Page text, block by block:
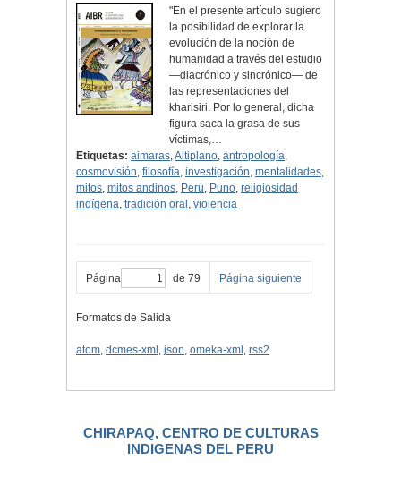
"En el presente artículo sugiero
la posibilidad de explorar la
evolución de la noción de
humanidad a través del estudio
—diacrónico y sincrónico— de
las representaciones del
kharisiri. Por lo general, dicha
figura saca la grasa de sus
víctimas,…
Etiquetas: aimaras,Altiplano, antropología,
cosmovisión, filosofía, investigación, mentalidades,
mitos, mitos andinos, Perú, Puno, religiosidad
indígena, tradición oral , violencia
Página de 79 Página siguiente
Formatos de Salida
atom, dcmes-xml , json, omeka-xml , rss2
CHIRAPAQ, CENTRO DE CULTURAS
INDIGENAS DEL PERU